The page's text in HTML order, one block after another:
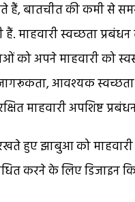
हैं, बातचीत की कमी से
माहवारी स्वच्छता
को अपने माहवारी को
आवश्यक स्वच्छता
माहवारी अपशिष्ट
हुए झाबुआ को माहवारी
करने के लिए डिजाइन